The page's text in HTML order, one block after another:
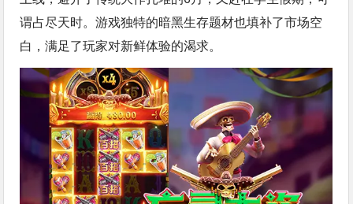
谓占尽天时。游戏独特的暗黑生存题材也填补了市场空
白，满足了玩家对新鲜体验的渴求。